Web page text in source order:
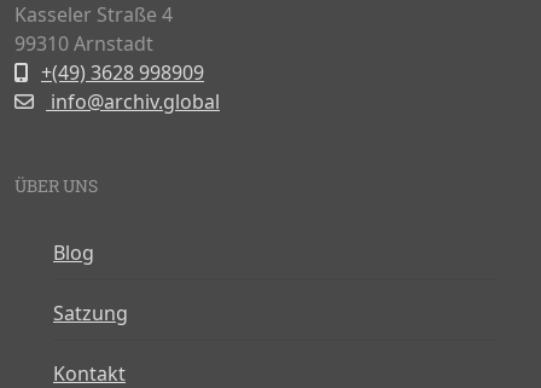
Kasseler Straße 4
99310 Arnstadt
+(49) 3628 998909
info@archiv.global
ÜBER UNS
Blog
Satzung
Kontakt